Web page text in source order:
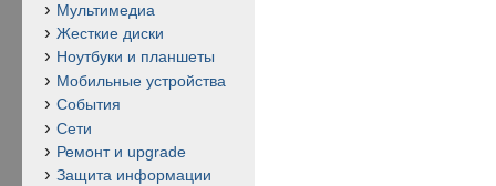
Мультимедиа
Жесткие диски
Ноутбуки и планшеты
Мобильные устройства
События
Сети
Ремонт и upgrade
Защита информации